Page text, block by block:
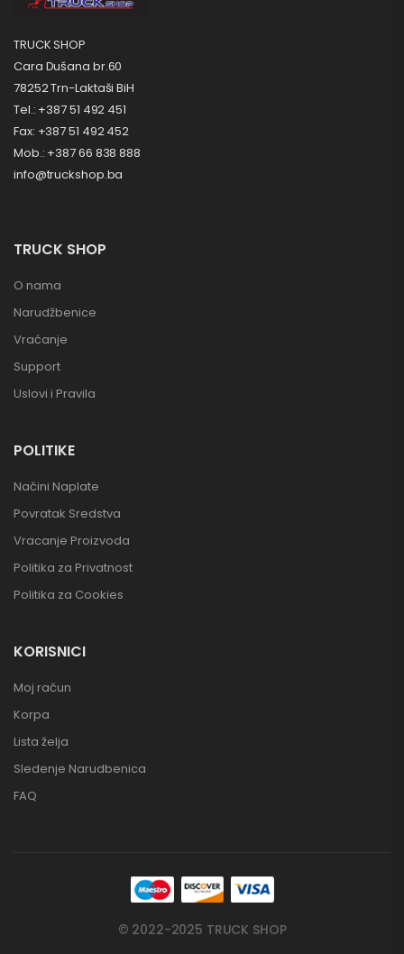
TRUCK SHOP
Cara Dušana br.60
78252 Trn-Laktaši BiH
Tel.: +387 51 492 451
Fax: +387 51 492 452
Mob.: +387 66 838 888
info@truckshop.ba
TRUCK SHOP
O nama
Narudžbenice
Vraćanje
Support
Uslovi i Pravila
POLITIKE
Načini Naplate
Povratak Sredstva
Vracanje Proizvoda
Politika za Privatnost
Politika za Cookies
KORISNICI
Moj račun
Korpa
Lista želja
Sledenje Narudbenica
FAQ
© 2022-2025 TRUCK SHOP